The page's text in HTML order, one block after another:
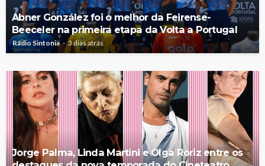
Abner González foi o melhor da Feirense-
Beeceler na primeira etapa da Volta a Portugal
Rádio Sintonia 3 dias atrás
Jorge Palma, Linda Martini e Olga Roriz entre os